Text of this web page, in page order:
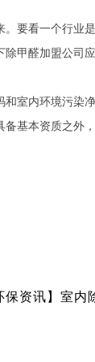
要看一个行业
甲醛加盟公司应
室内环境污染
基本资质之外
保资讯】室